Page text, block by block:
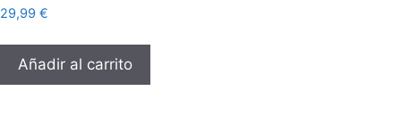
29,99 €
Añadir al carrito